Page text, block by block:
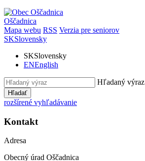
Oščadnica
Mapa webu RSS Verzia pre seniorov
SKSlovensky
SKSlovensky
ENEnglish
Hľadaný výraz
Hľadať
rozšírené vyhľadávanie
Kontakt
Adresa
Obecný úrad Oščadnica